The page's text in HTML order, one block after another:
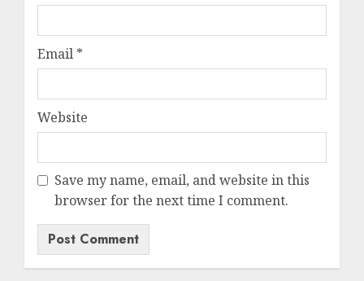
Email *
Website
Save my name, email, and website in this
browser for the next time I comment.